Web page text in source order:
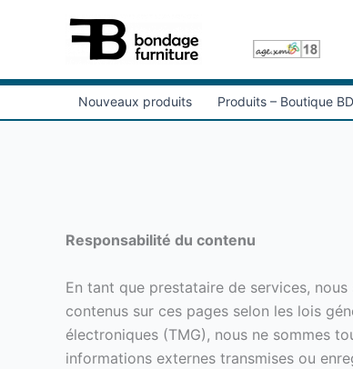
Nouveaux produits Produits – Boutique
Responsabilité du contenu
En tant que prestataire de services,
contenus sur ces pages selon les lois
électroniques (TMG), nous ne sommes
informations externes transmises ou